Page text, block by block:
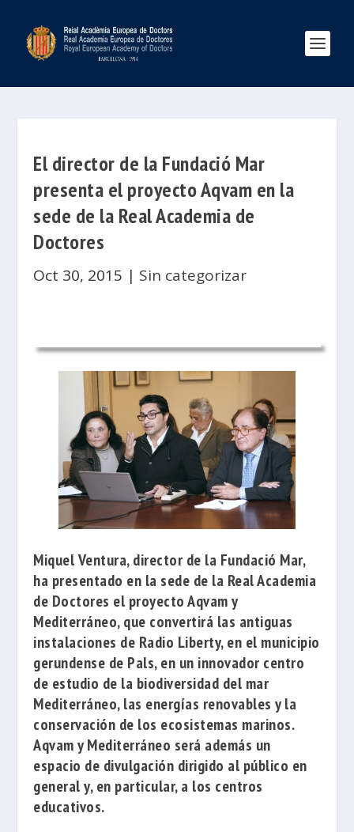
El director de la Fundació Mar
presenta el proyecto Aqvam en la
sede de la Real Academia de
Doctores
Oct 30, 2015 | Sin categorizar
Miquel Ventura, director de la Fundació Mar,
ha presentado en la sede de la Real Academia
de Doctores el proyectoAqvam y
Mediterráneo, que convertirá las antiguas
instalaciones de Radio Liberty, en el municipio
gerundense de Pals, en un innovador centro
de estudio de la biodiversidad del mar
Mediterráneo, las energías renovables y la
conservación de los ecosistemas marinos.
Aqvam y Mediterráneo será además un
espacio de divulgación dirigido al público en
general y, en particular, a los centros
educativos.